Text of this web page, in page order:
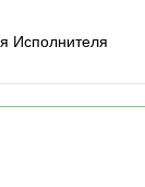
Исполнителя